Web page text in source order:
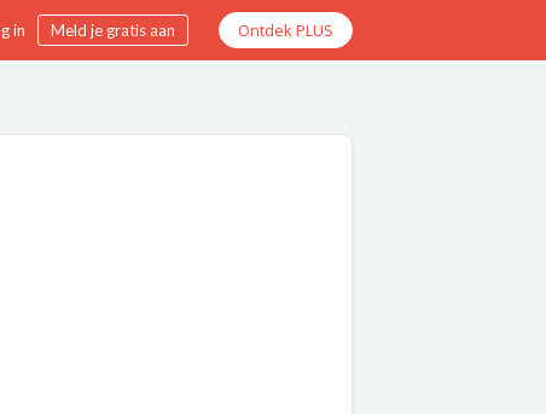
in Meld je gratis aan Ontdek PLUS